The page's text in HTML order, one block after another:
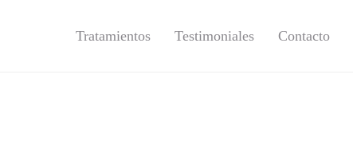
Tratamientos Testimoniales Contacto